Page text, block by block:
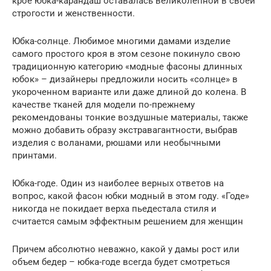
строгости и женственности.
Юбка-солнце. Любимое многими дамами изделие
самого простого кроя в этом сезоне покинуло свою
традиционную категорию «модные фасоны длинных
юбок» – дизайнеры предложили носить «солнце» в
укороченном варианте или даже длиной до колена. В
качестве тканей для модели по-прежнему
рекомендованы тонкие воздушные материалы, также
можно добавить образу экстравагантности, выбрав
изделия с воланами, рюшами или необычными
принтами.
Юбка-годе. Один из наиболее верных ответов на
вопрос, какой фасон юбки модный в этом году. «Годе»
никогда не покидает верха пьедестала стиля и
считается самым эффектным решением для женщин
Причем абсолютно неважно, какой у дамы рост или
объем бедер – юбка-годе всегда будет смотреться